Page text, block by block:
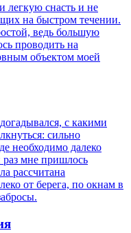
легкую снасть и не
на быстром течении.
ведь большую
проводить на
объектом моей
с какими
сильно
необходимо далеко
мне пришлось
рассчитана
от берега, по окнам в